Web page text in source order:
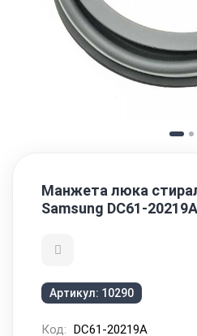
Манжета люка
Samsung DC61-20219A
Артикул: 10290
Код: DC61-20219A